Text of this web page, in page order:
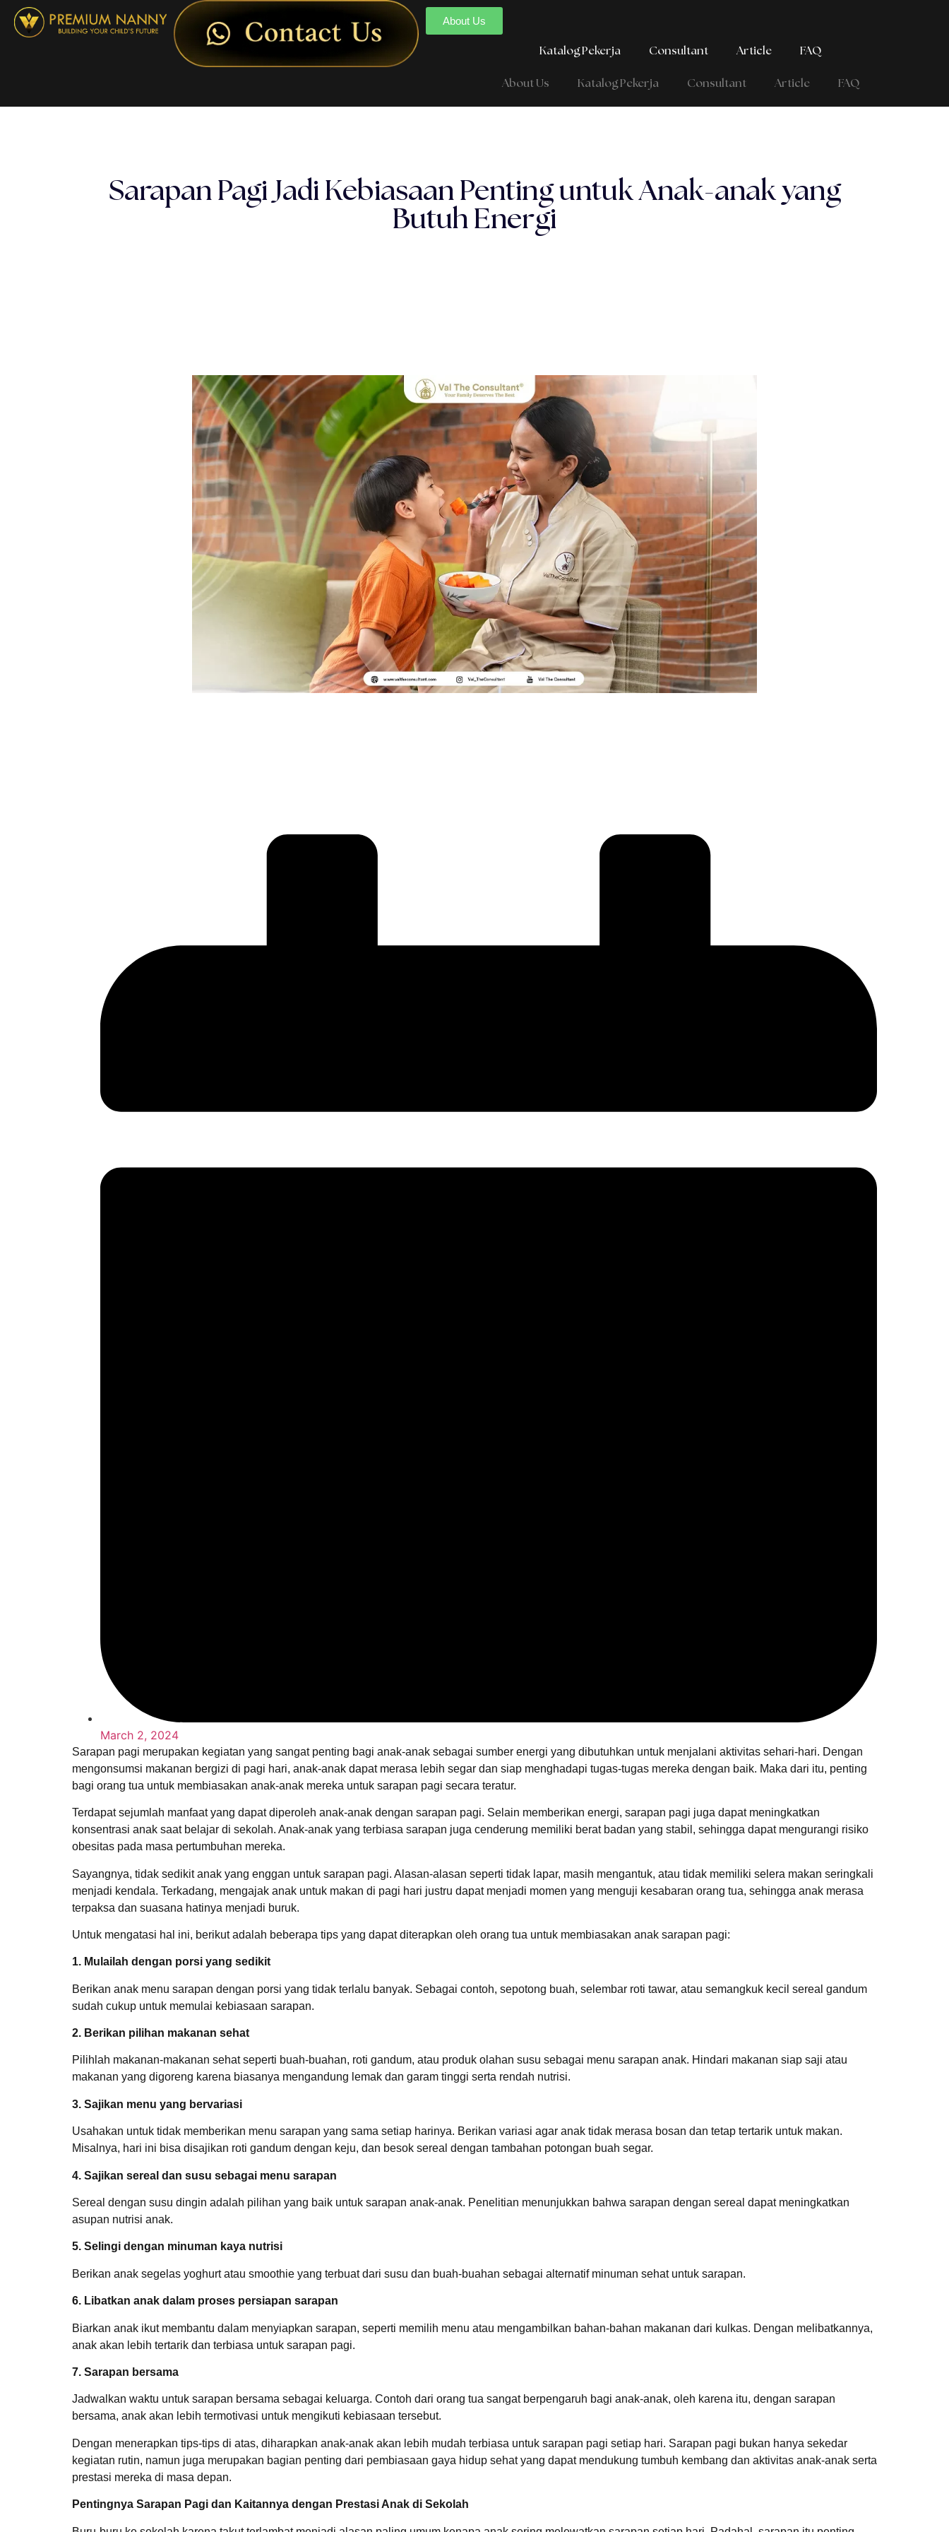
About Us
Katalog Pekerja Consultant Article FAQ
About Us Katalog Pekerja Consultant Article FAQ
Sarapan Pagi Jadi Kebiasaan Penting untuk Anak-anak yang
Butuh Energi
March 2, 2024
Sarapan pagi merupakan kegiatan yang sangat penting bagi anak-anak sebagai sumber energi yang dibutuhkan untuk menjalani aktivitas sehari-hari. Dengan
mengonsumsi makanan bergizi di pagi hari, anak-anak dapat merasa lebih segar dan siap menghadapi tugas-tugas mereka dengan baik. Maka dari itu, penting
bagi orang tua untuk membiasakan anak-anak mereka untuk sarapan pagi secara teratur.
Terdapat sejumlah manfaat yang dapat diperoleh anak-anak dengan sarapan pagi. Selain memberikan energi, sarapan pagi juga dapat meningkatkan
konsentrasi anak saat belajar di sekolah. Anak-anak yang terbiasa sarapan juga cenderung memiliki berat badan yang stabil, sehingga dapat mengurangi risiko
obesitas pada masa pertumbuhan mereka.
Sayangnya, tidak sedikit anak yang enggan untuk sarapan pagi. Alasan-alasan seperti tidak lapar, masih mengantuk, atau tidak memiliki selera makan seringkali
menjadi kendala. Terkadang, mengajak anak untuk makan di pagi hari justru dapat menjadi momen yang menguji kesabaran orang tua, sehingga anak merasa
terpaksa dan suasana hatinya menjadi buruk.
Untuk mengatasi hal ini, berikut adalah beberapa tips yang dapat diterapkan oleh orang tua untuk membiasakan anak sarapan pagi:
1. Mulailah dengan porsi yang sedikit
Berikan anak menu sarapan dengan porsi yang tidak terlalu banyak. Sebagai contoh, sepotong buah, selembar roti tawar, atau semangkuk kecil sereal gandum
sudah cukup untuk memulai kebiasaan sarapan.
2. Berikan pilihan makanan sehat
Pilihlah makanan-makanan sehat seperti buah-buahan, roti gandum, atau produk olahan susu sebagai menu sarapan anak. Hindari makanan siap saji atau
makanan yang digoreng karena biasanya mengandung lemak dan garam tinggi serta rendah nutrisi.
3. Sajikan menu yang bervariasi
Usahakan untuk tidak memberikan menu sarapan yang sama setiap harinya. Berikan variasi agar anak tidak merasa bosan dan tetap tertarik untuk makan.
Misalnya, hari ini bisa disajikan roti gandum dengan keju, dan besok sereal dengan tambahan potongan buah segar.
4. Sajikan sereal dan susu sebagai menu sarapan
Sereal dengan susu dingin adalah pilihan yang baik untuk sarapan anak-anak. Penelitian menunjukkan bahwa sarapan dengan sereal dapat meningkatkan
asupan nutrisi anak.
5. Selingi dengan minuman kaya nutrisi
Berikan anak segelas yoghurt atau smoothie yang terbuat dari susu dan buah-buahan sebagai alternatif minuman sehat untuk sarapan.
6. Libatkan anak dalam proses persiapan sarapan
Biarkan anak ikut membantu dalam menyiapkan sarapan, seperti memilih menu atau mengambilkan bahan-bahan makanan dari kulkas. Dengan melibatkannya,
anak akan lebih tertarik dan terbiasa untuk sarapan pagi.
7. Sarapan bersama
Jadwalkan waktu untuk sarapan bersama sebagai keluarga. Contoh dari orang tua sangat berpengaruh bagi anak-anak, oleh karena itu, dengan sarapan
bersama, anak akan lebih termotivasi untuk mengikuti kebiasaan tersebut.
Dengan menerapkan tips-tips di atas, diharapkan anak-anak akan lebih mudah terbiasa untuk sarapan pagi setiap hari. Sarapan pagi bukan hanya sekedar
kegiatan rutin, namun juga merupakan bagian penting dari pembiasaan gaya hidup sehat yang dapat mendukung tumbuh kembang dan aktivitas anak-anak serta
prestasi mereka di masa depan.
Pentingnya Sarapan Pagi dan Kaitannya dengan Prestasi Anak di Sekolah